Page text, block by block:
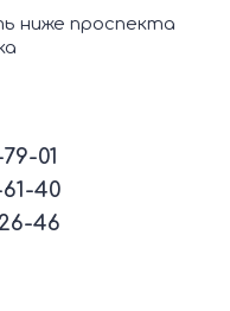
ниже проспекта
01
40
46